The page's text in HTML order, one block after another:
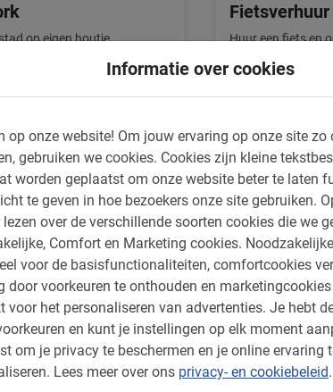
Informatie over cookies
op onze website! Om jouw ervaring op onze site
gebruiken we cookies. Cookies zijn kleine
worden geplaatst om onze website beter te laten
te geven in hoe bezoekers onze site gebruiken.
lezen over de verschillende soorten cookies die we
Comfort en Marketing cookies.
voor de basisfunctionaliteiten, comfortcookies
door voorkeuren te onthouden en
voor het personaliseren van advertenties. Je hebt
en kunt je instellingen op elk moment
om je privacy te beschermen en je online ervaring
Lees meer over ons privacy- en cookiebeleid.
op eigen houtje
the Big Apple.
Huur een fiets en
enorme park in
de fiets.
5.0
***. Hij kende alle
bezorgde ons een